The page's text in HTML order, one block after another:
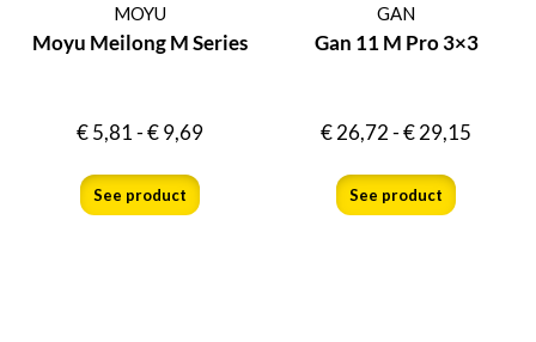
MOYU
Moyu Meilong M Series
€5,81-€9,69
See product
GAN
Gan 11 M Pro 3×3
€26,72-€29,15
See product